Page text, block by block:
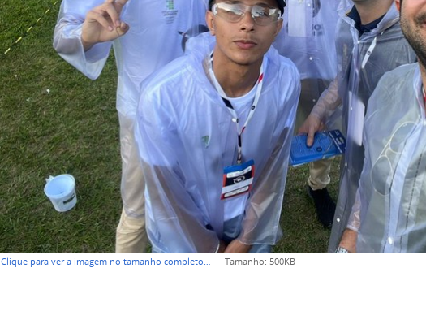
Clique para ver a imagem no tamanho completo… —Tamanho: 500KB